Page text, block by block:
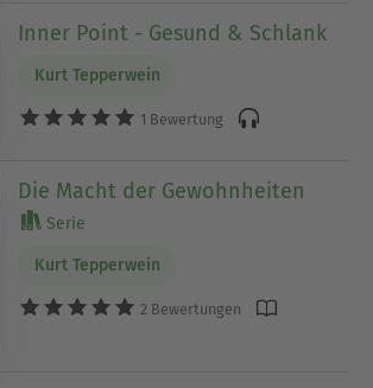
Inner Point - Gesund & Schlank
Kurt Tepperwein
1 Bewertung
Die Macht der Gewohnheiten
Serie
Kurt Tepperwein
2 Bewertungen